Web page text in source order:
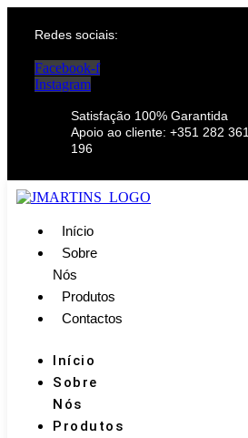
Redes sociais:
Facebook-f
Instagram
Satisfação 100% Garantida
Apoio ao cliente: +351 282 361
196
Início
Sobre
Nós
Produtos
Contactos
Início
Sobre
Nós
Produtos